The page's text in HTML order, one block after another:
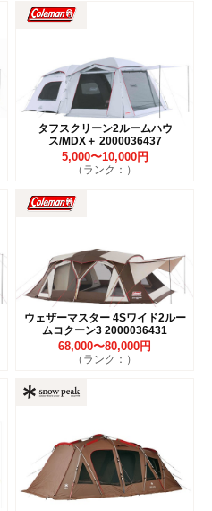
タフスクリーン2ルームハウ
ス/MDX＋ 2000036437
5,000〜10,000円
（ランク：）
ウェザーマスター 4Sワイド2ルー
ムコクーン3 2000036431
68,000〜80,000円
（ランク：）